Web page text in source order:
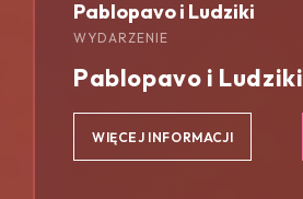
Pablopavo i Ludziki
WYDARZENIE
Pablopavo i Ludziki
WIĘCEJ INFORMACJI